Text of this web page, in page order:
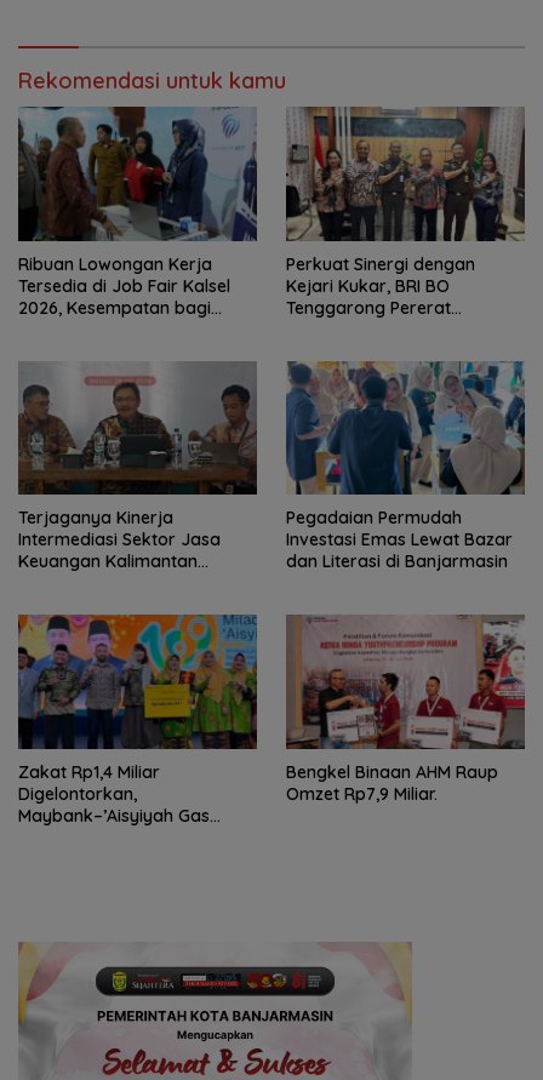
Rekomendasi untuk kamu
Ribuan Lowongan Kerja
Tersedia di Job Fair Kalsel
2026, Kesempatan bagi
Perkuat Sinergi dengan
Kejari Kukar, BRI BO
Tenggarong Pererat
Terjaganya Kinerja
Intermediasi Sektor Jasa
Keuangan Kalimantan
Daerah
Pegadaian Permudah
Investasi Emas Lewat Bazar
dan Literasi di Banjarmasin
Zakat Rp1,4 Miliar
Digelontorkan,
Maybank–’Aisyiyah Gas
Bengkel Binaan AHM Raup
Omzet Rp7,9 Miliar.